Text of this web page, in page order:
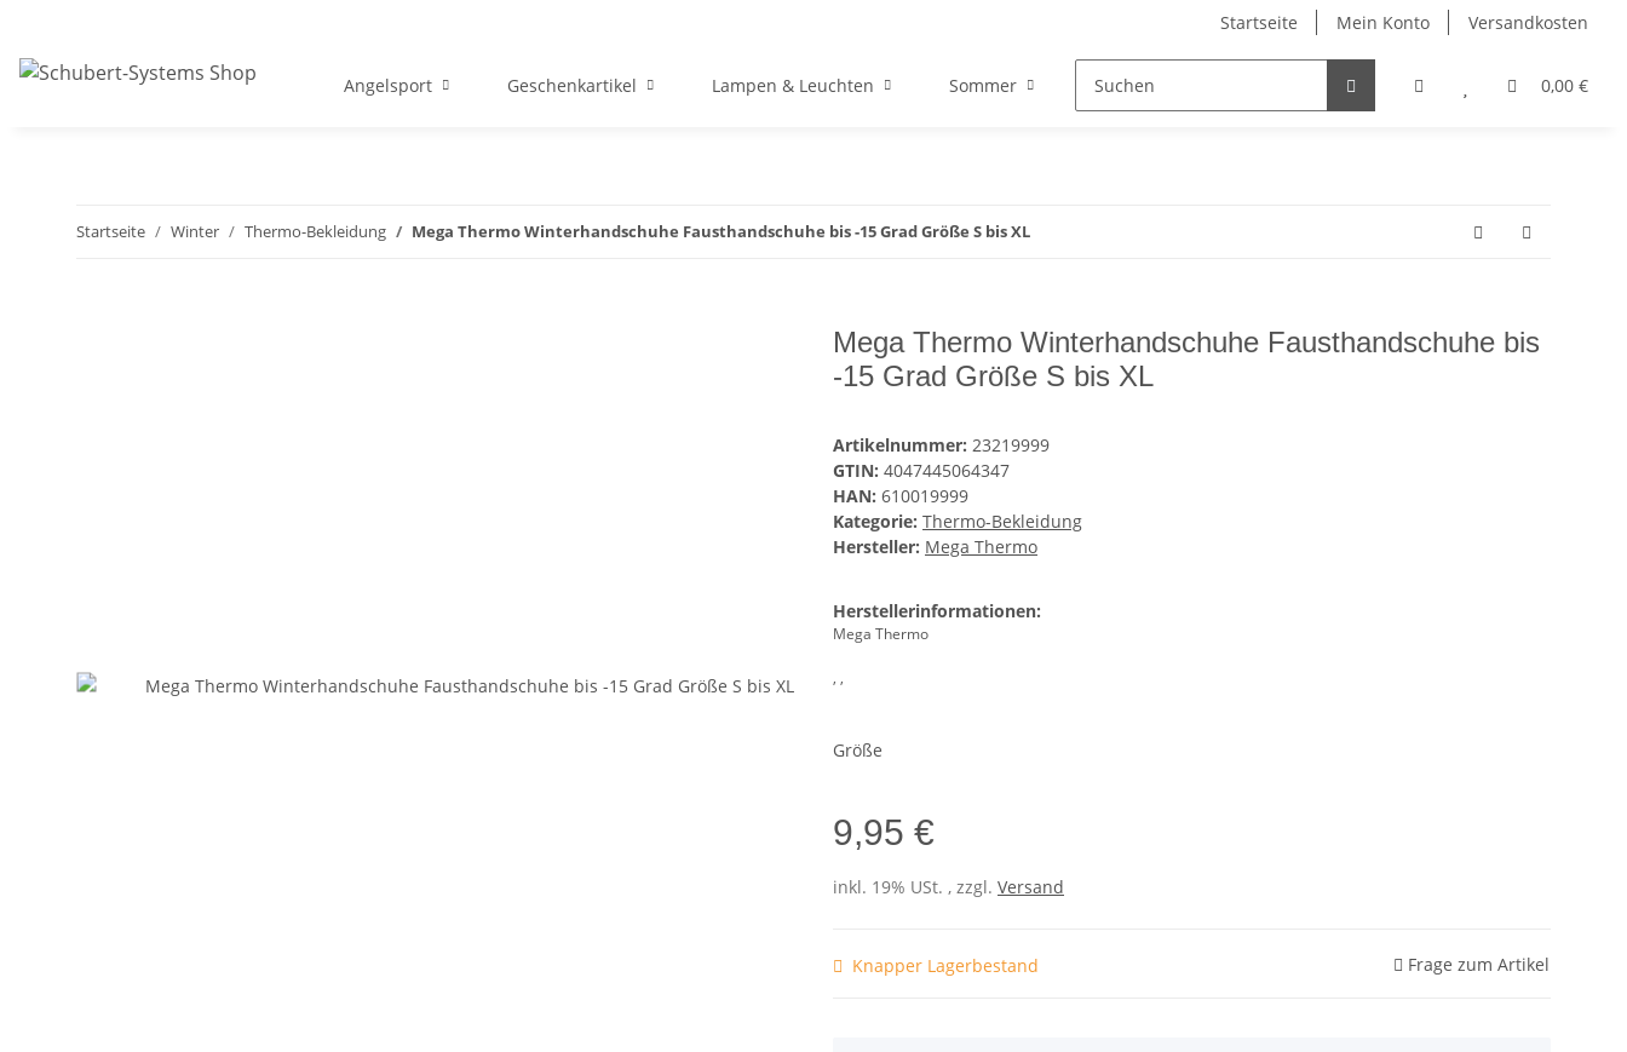
Startseite Mein Konto Versandkosten
0,00 €
Angelsport Geschenkartikel Lampen & Leuchten Sommer Visitenkartenetuis & Zubehör Winter Sonstiges
Startseite Winter Thermo-Bekleidung Mega Thermo Winterhandschuhe Fausthandschuhe bis -15 Grad Größe S bis XL
Mega Thermo Winterhandschuhe Fausthandschuhe bis
-15 Grad Größe S bis XL
Artikelnummer: 23219999
GTIN: 4047445064347
HAN: 610019999
Kategorie: Thermo-Bekleidung
Hersteller: Mega Thermo
Herstellerinformationen:
Mega Thermo
, ,
Größe
9,95 €
inkl. 19% USt. , zzgl. Versand
Knapper Lagerbestand Frage zum Artikel